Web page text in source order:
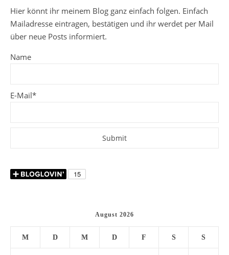
Hier könnt ihr meinem Blog ganz einfach folgen. Einfach
Mailadresse eintragen, bestätigen und ihr werdet per Mail
über neue Posts informiert.
Name
E-Mail*
August 2026
M D M D F S S